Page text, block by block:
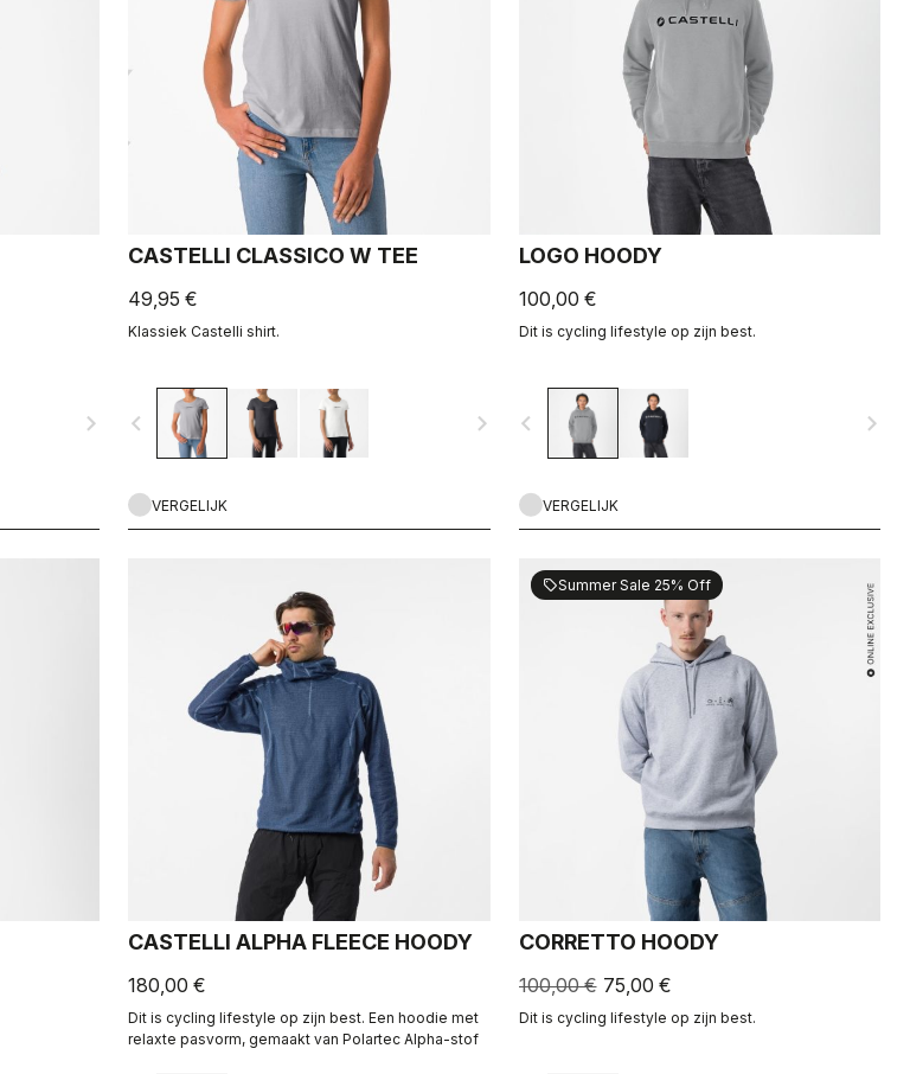
navigate_next
CASTELLI CLASSICO W TEE
49,95 €
Klassiek Castelli shirt.
navigate_before navigate_next
VERGELIJK
LOGO HOODY
100,00 €
Dit is cycling lifestyle op zijn best.
navigate_before navigate_next
VERGELIJK
CASTELLI ALPHA FLEECE HOODY
180,00 €
Dit is cycling lifestyle op zijn best. Een hoodie met
relaxte pasvorm, gemaakt van Polartec Alpha-stof
sellSummer Sale 25% Off
CORRETTO HOODY
100,00 € 75,00 €
Dit is cycling lifestyle op zijn best.